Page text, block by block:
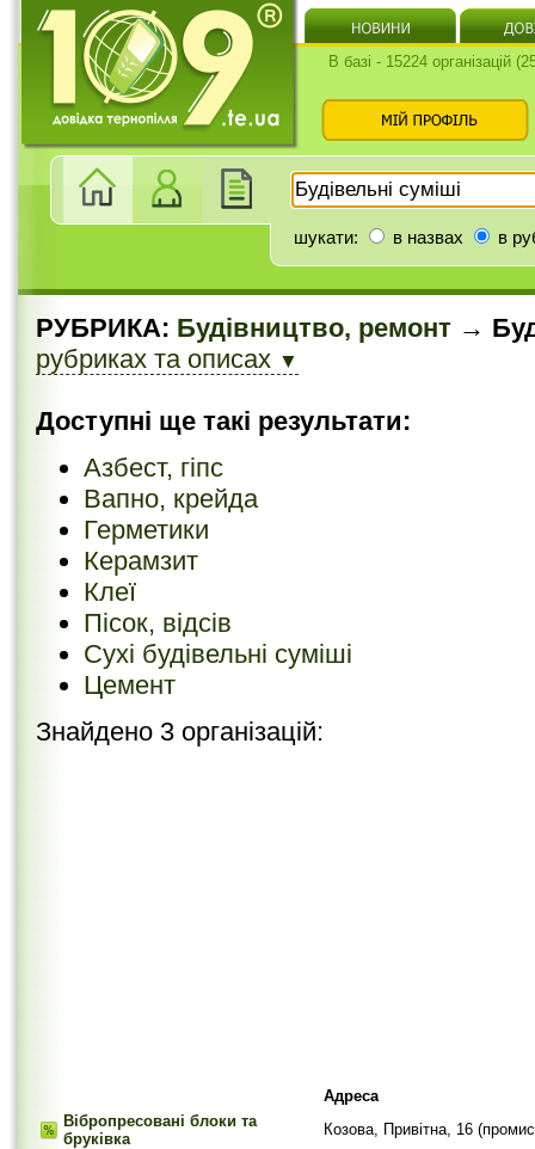
В базі - 15224 організацій
шукати: в назвах в
РУБРИКА: Будівництво, ремонт →
рубриках та описах ▼
Доступні ще такі результати:
Азбест, гіпс
Вапно, крейда
Герметики
Керамзит
Клеї
Пісок, відсів
Сухі будівельні суміші
Цемент
Знайдено 3 організацій:
Адреса
Вібропресовані блоки та
бруківка
Козова, Привітна, 16